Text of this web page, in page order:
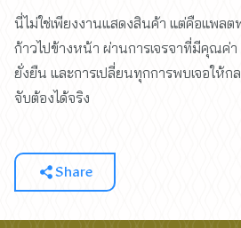
นี่ไม่ใช่เพียงงานแสดงสินค้า แต่คือแพล
ก้าวไปข้างหน้า ผ่านการเจรจาที่มีคุณค่
ยั่งยืน และการเปลี่ยนทุกการพบเจอให้ก
จับต้องได้จริง
Share